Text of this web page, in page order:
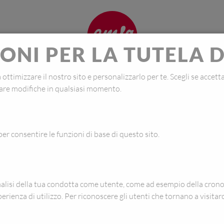
OPTIMA
1,00 L 1,60 L
PER LA TUTELA
il nostro sito e personalizzarlo per te. Scegli se
modifiche in qualsiasi momento.
consentire le funzioni di base di questo sito.
della tua condotta come utente, come ad esempio della
di utilizzo. Per riconoscere gli utenti che tornano a